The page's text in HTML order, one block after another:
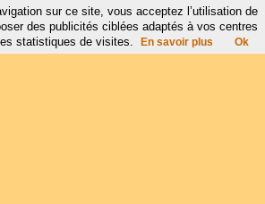
sur ce site, vous acceptez l’utilisation de
des publicités ciblées adaptés à vos centres
statistiques de visites.
En savoir plus Ok